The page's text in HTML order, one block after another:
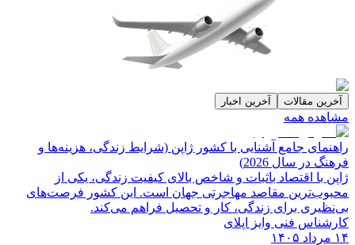
آخرین مقالات آخرین اخبار
مشاهده همه
راهنمای جامع آشنایی با کشور ژاپن (شرایط زندگی، هزینه‌ها و
فرهنگ در سال 2026)
ژاپن با اقتصاد باثبات و شاخص‌ بالای کیفیت زندگی، یکی از
محبوب‌ترین مقاصد مهاجرتی جهان است. این کشور فرصت‌های
بی‌نظیری برای زندگی، کار و تحصیل فراهم می‌کند.
کارشناس فنی وایز اپلای
۱۴ مرداد ۱۴۰۵